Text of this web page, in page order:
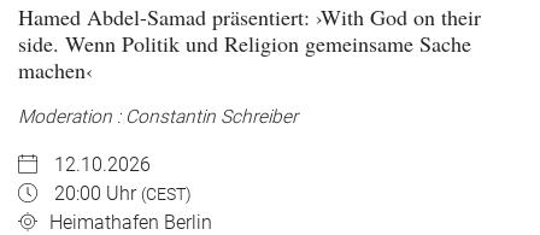
Hamed Abdel-Samad präsentiert: ›With God on their
side. Wenn Politik und Religion gemeinsame Sache
machen‹
Moderation : Constantin Schreiber
12.10.2026
20:00 Uhr (CEST)
Heimathafen Berlin